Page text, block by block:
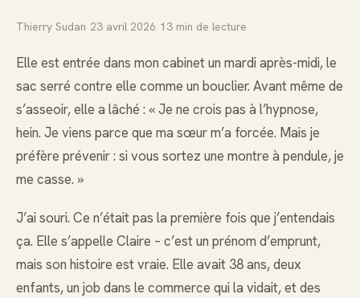
Thierry Sudan 23 avril 2026 13 min de lecture
Elle est entrée dans mon cabinet un mardi après-midi, le
sac serré contre elle comme un bouclier. Avant même de
s’asseoir, elle a lâché : « Je ne crois pas à l’hypnose,
hein. Je viens parce que ma sœur m’a forcée. Mais je
préfère prévenir : si vous sortez une montre à pendule, je
me casse. »
J’ai souri. Ce n’était pas la première fois que j’entendais
ça. Elle s’appelle Claire – c’est un prénom d’emprunt,
mais son histoire est vraie. Elle avait 38 ans, deux
enfants, un job dans le commerce qui la vidait, et des